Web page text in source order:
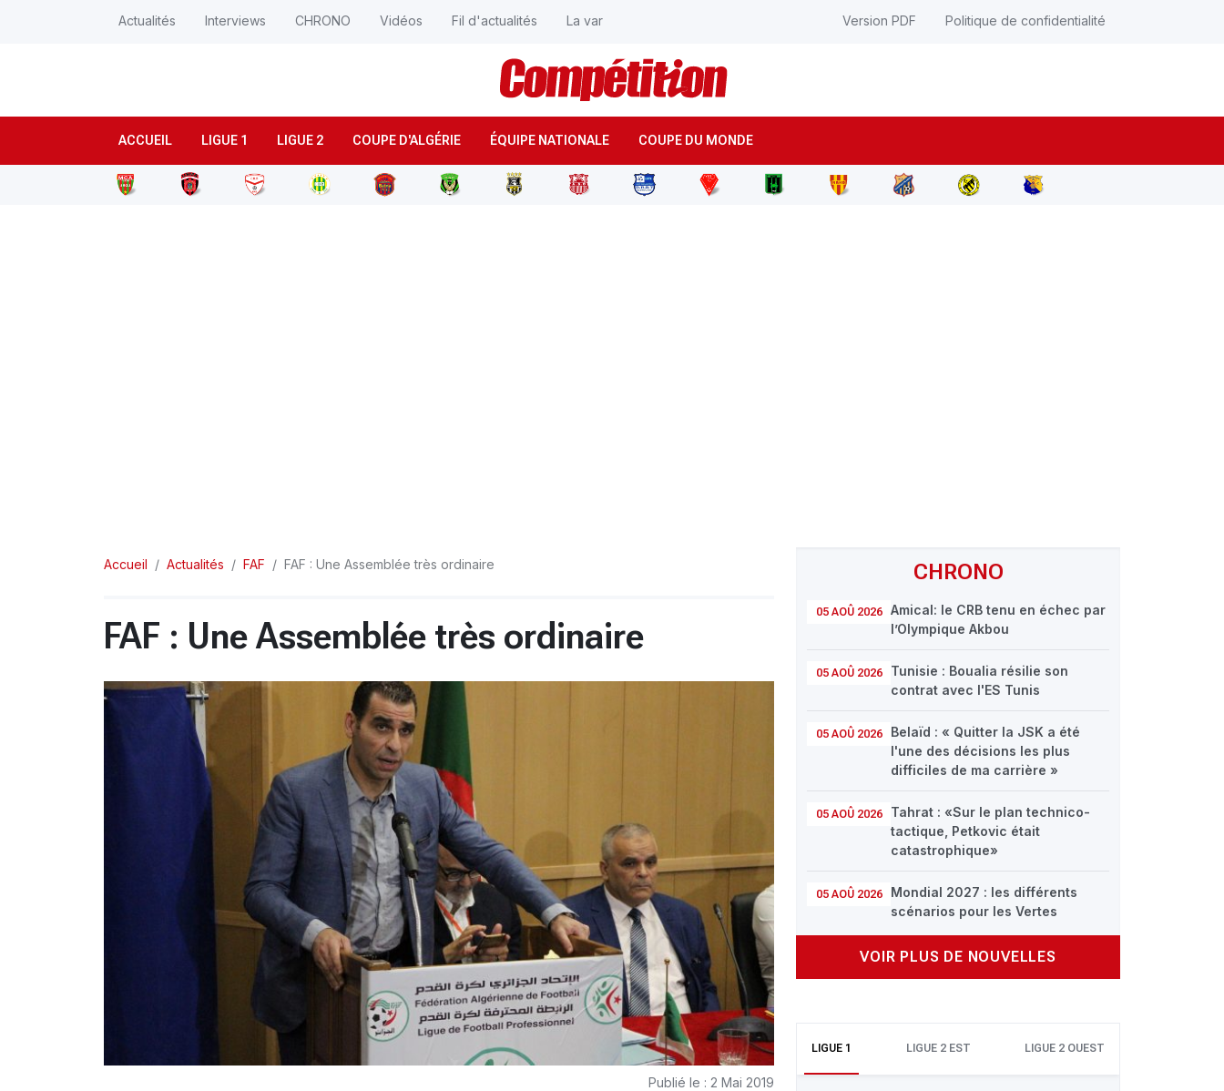
ACCUEIL LIGUE 1 LIGUE 2 COUPE D'ALGÉRIE ÉQUIPE NATIONALE COUPE DU MONDE
Actualités Interviews CHRONO Vidéos Fil d'actualités La var Version PDF Politique de confidentialité
CHRONO
05 AOÛ 2026
Amical: le CRB tenu en échec par
l’Olympique Akbou
05 AOÛ 2026
Tunisie : Boualia résilie son
contrat avec l'ES Tunis
05 AOÛ 2026
Belaïd : « Quitter la JSK a été
l'une des décisions les plus
difficiles de ma carrière »
05 AOÛ 2026
Tahrat : «Sur le plan technico-
tactique, Petkovic était
catastrophique»
05 AOÛ 2026
Mondial 2027 : les différents
scénarios pour les Vertes
VOIR PLUS DE NOUVELLES
LIGUE 1 LIGUE 2 EST LIGUE 2 OUEST
Accueil Actualités FAF FAF : Une Assemblée très ordinaire
FAF : Une Assemblée très ordinaire
Publié le : 2 Mai 2019